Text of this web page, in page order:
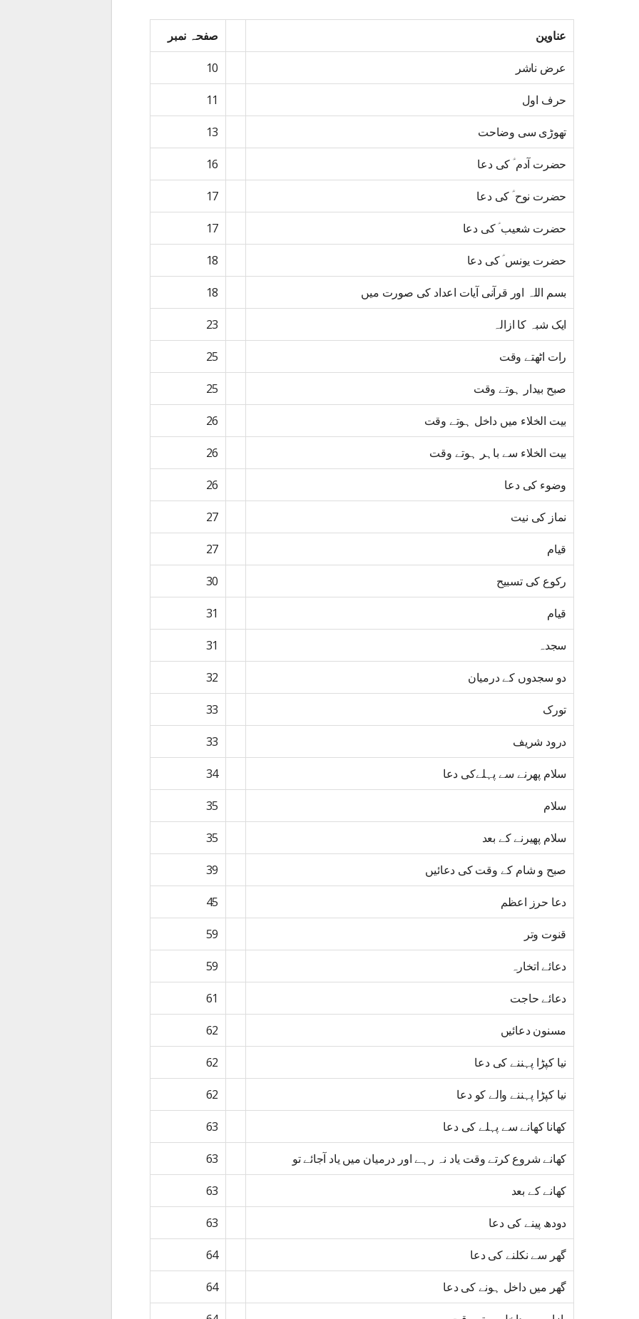
عناوین صفحہ نمبر
عرض ناشر 10
حرف اول 11
تھوڑی سی وضاحت 13
حضرت آدم ؑ کی دعا 16
حضرت نوح ؑ کی دعا 17
حضرت شعیب ؑ کی دعا 17
حضرت یونس ؑ کی دعا 18
بسم اللہ اور قرآنی آیات اعداد کی صورت میں 18
ایک شبہ کا ازالہ 23
رات اٹھتے وقت 25
صبح بیدار ہوتے وقت 25
بیت الخلاء میں داخل ہوتے وقت 26
بیت الخلاء سے باہر ہوتے وقت 26
وضوء کی دعا 26
نماز کی نیت 27
قیام 27
رکوع کی تسبیح 30
قیام 31
سجدہ 31
دو سجدوں کے درمیان 32
تورک 33
درود شریف 33
سلام پھرنے سے پہلےکی دعا 34
سلام 35
سلام پھیرنے کے بعد 35
صبح و شام کے وقت کی دعائیں 39
دعا حرز اعظم 45
قنوت وتر 59
دعائے اتخارہ 59
دعائے حاجت 61
مسنون دعائیں 62
نیا کپڑا پہننے کی دعا 62
نیا کپڑا پہننے والے کو دعا 62
کھانا کھانے سے پہلے کی دعا 63
کھانے شروع کرتے وقت یاد نہ رہے اور درمیان میں یاد آجائے تو 63
کھانے کے بعد 63
دودھ پینے کی دعا 63
گھر سے نکلنے کی دعا 64
گھر میں داخل ہونے کی دعا 64